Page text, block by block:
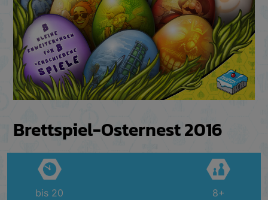
Brettspiel-Osternest 2016
bis 20 8+